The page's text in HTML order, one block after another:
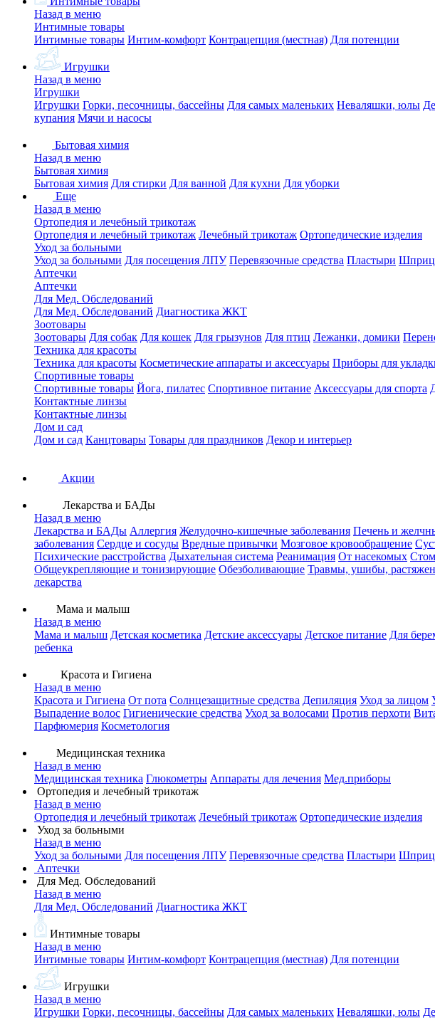
Назад в меню
Интимные товары
Интимные товары Интим-комфорт Контрацепция (местная) Для потенции
Игрушки
Назад в меню
Игрушки
Игрушки Горки, песочницы, бассейны Для самых маленьких Неваляшки, юлы
купания Мячи и насосы
Бытовая химия
Назад в меню
Бытовая химия
Бытовая химия Для стирки Для ванной Для кухни Для уборки
Еще
Назад в меню
Ортопедия и лечебный трикотаж
Ортопедия и лечебный трикотаж Лечебный трикотаж Ортопедические изделия
Уход за больными
Уход за больными Для посещения ЛПУ Перевязочные средства Пластыри
Аптечки
Аптечки
Для Мед. Обследований
Для Мед. Обследований Диагностика ЖКТ
Зоотовары
Зоотовары Для собак Для кошек Для грызунов Для птиц Лежанки, домики
Техника для красоты
Техника для красоты Косметические аппараты и аксессуары Приборы для
Спортивные товары
Спортивные товары Йога, пилатес Спортивное питание Аксессуары для спорта
Контактные линзы
Контактные линзы
Дом и сад
Дом и сад Канцтовары Товары для праздников Декор и интерьер
Акции
Лекарства и БАДы
Назад в меню
Лекарства и БАДы Аллергия Желудочно-кишечные заболевания Печень и
заболевания Сердце и сосуды Вредные привычки Мозговое кровообращение
Психические расстройства Дыхательная система Реанимация От насекомых
Общеукрепляющие и тонизирующие Обезболивающие Травмы, ушибы,
лекарства
Мама и малыш
Назад в меню
Мама и малыш Детская косметика Детские аксессуары Детское питание Для
ребенка
Красота и Гигиена
Назад в меню
Красота и Гигиена От пота Солнцезащитные средства Депиляция Уход за лицом
Выпадение волос Гигиенические средства Уход за волосами Против перхоти
Парфюмерия Косметология
Медицинская техника
Назад в меню
Медицинская техника Глюкометры Аппараты для лечения Мед.приборы
Ортопедия и лечебный трикотаж
Назад в меню
Ортопедия и лечебный трикотаж Лечебный трикотаж Ортопедические изделия
Уход за больными
Назад в меню
Уход за больными Для посещения ЛПУ Перевязочные средства Пластыри
Аптечки
Для Мед. Обследований
Назад в меню
Для Мед. Обследований Диагностика ЖКТ
Интимные товары
Назад в меню
Интимные товары Интим-комфорт Контрацепция (местная) Для потенции
Игрушки
Назад в меню
Игрушки Горки, песочницы, бассейны Для самых маленьких Неваляшки, юлы